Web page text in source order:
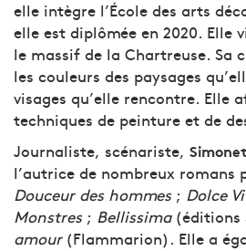
elle intègre l’École des arts
elle est diplômée en 2020. Elle
le massif de la Chartreuse. Sa
les couleurs des paysages
visages qu’elle rencontre. Elle
techniques de peinture et de
Journaliste, scénariste,
l’autrice de nombreux romans
Douceur des hommes; Dolce
Monstres; Bellissima(éditions
amour(Flammarion). Elle a